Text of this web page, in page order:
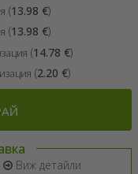
(13.98 €)
(13.98 €)
(14.78 €)
(2.20 €)
Виж детайли